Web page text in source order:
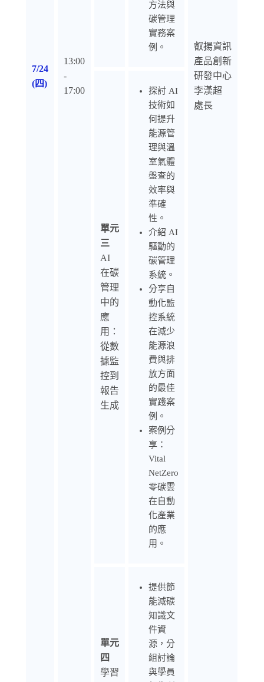
7/24
(四)
13:00
-
17:00
叡揚資訊
產品創新
研發中心
李漢超
處長
方法與
碳管理
實務案
例。
單元
三
AI
在碳
管理
中的
應
用：
從數
據監
控到
報告
生成
探討 AI
技術如
何提升
能源管
理與溫
室氣體
盤查的
效率與
準確
性。
介紹 AI
驅動的
碳管理
系統。
分享自
動化監
控系統
在減少
能源浪
費與排
放方面
的最佳
實踐案
例。
案例分
享：
Vital
NetZero
零碳雲
在自動
化產業
的應
用。
單元
四
學習
提供節
能減碳
知識文
件資
源，分
組討論
與學員